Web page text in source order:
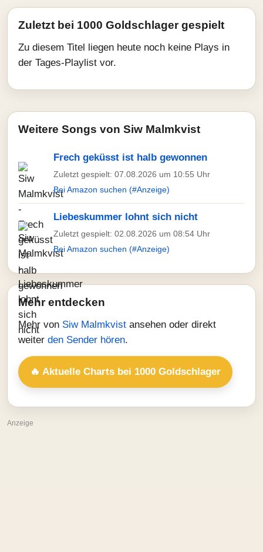
Zuletzt bei 1000 Goldschlager gespielt
Zu diesem Titel liegen heute noch keine Plays in
der Tages-Playlist vor.
Weitere Songs von Siw Malmkvist
Frech geküsst ist halb gewonnen
Zuletzt gespielt: 07.08.2026 um 10:55 Uhr
Bei Amazon suchen (#Anzeige)
Liebeskummer lohnt sich nicht
Zuletzt gespielt: 02.08.2026 um 08:54 Uhr
Bei Amazon suchen (#Anzeige)
Mehr entdecken
Mehr von Siw Malmkvist ansehen oder direkt
weiter den Sender hören.
🔥 Aktuelle Charts bei 1000 Goldschlager
Anzeige